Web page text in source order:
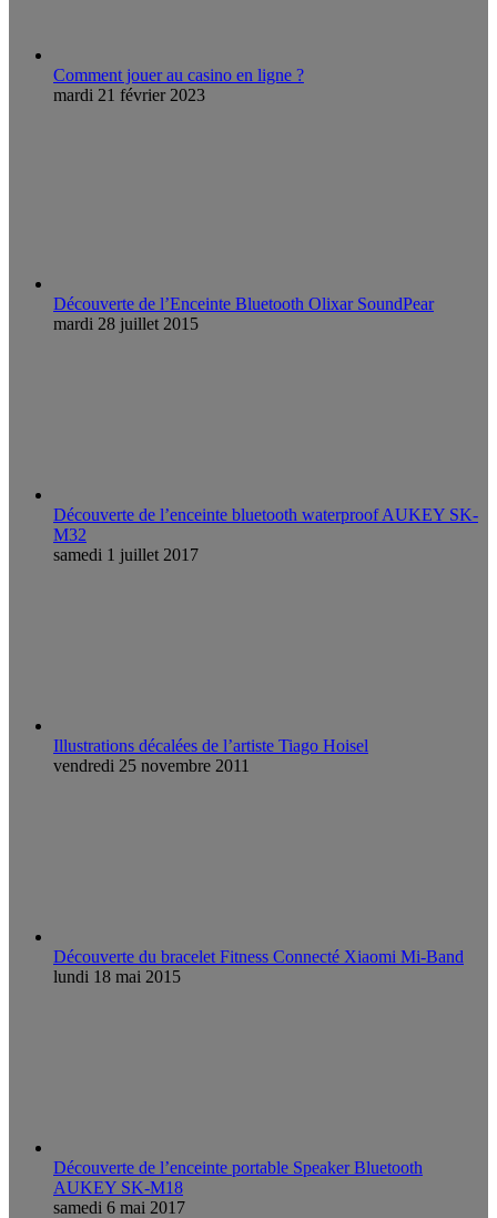
Comment jouer au casino en ligne ?
mardi 21 février 2023
Découverte de l’Enceinte Bluetooth Olixar SoundPear
mardi 28 juillet 2015
Découverte de l’enceinte bluetooth waterproof AUKEY SK-
M32
samedi 1 juillet 2017
Illustrations décalées de l’artiste Tiago Hoisel
vendredi 25 novembre 2011
Découverte du bracelet Fitness Connecté Xiaomi Mi-Band
lundi 18 mai 2015
Découverte de l’enceinte portable Speaker Bluetooth
AUKEY SK-M18
samedi 6 mai 2017